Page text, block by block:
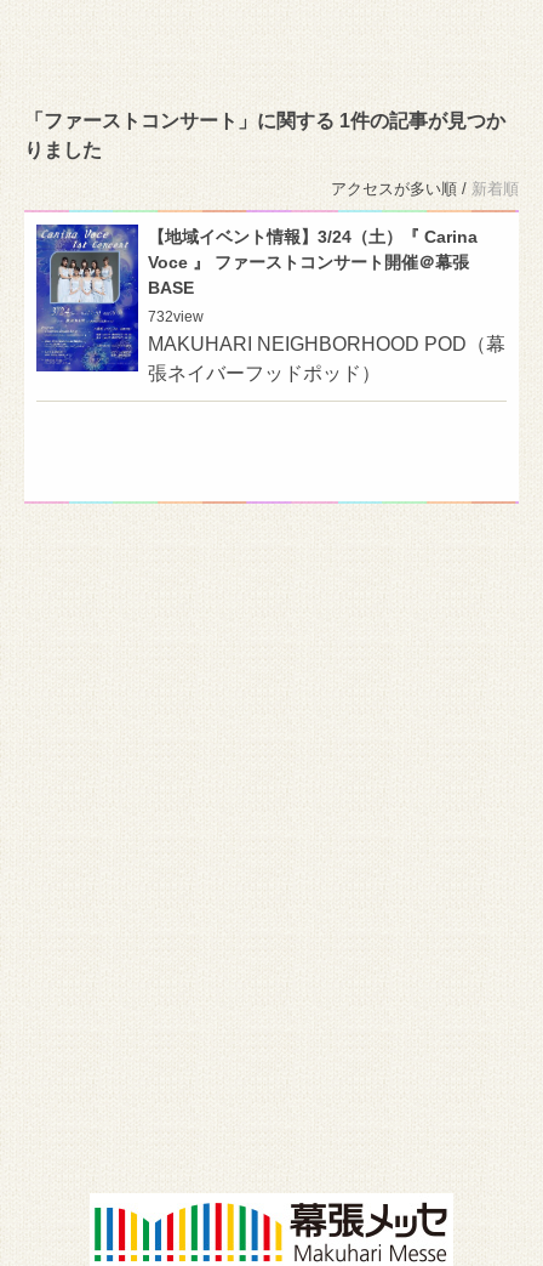
「ファーストコンサート」に関する 1件の記事が見つか
りました
アクセスが多い順 / 新着順
【地域イベント情報】3/24（土）『 Carina
Voce 』 ファーストコンサート開催＠幕張
BASE
732view
MAKUHARI NEIGHBORHOOD POD（幕
張ネイバーフッドポッド）